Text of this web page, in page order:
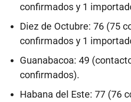
confirmados y 1
Diez de Octubre: 76 (75
confirmados y 1
Guanabacoa: 49
confirmados).
Habana del Este: 77 (76